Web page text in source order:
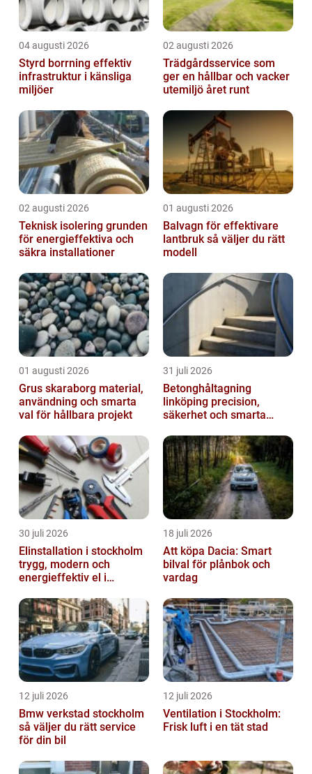
04 augusti 2026
Styrd borrning effektiv
infrastruktur i känsliga
miljöer
02 augusti 2026
Trädgårdsservice som
ger en hållbar och vacker
utemiljö året runt
02 augusti 2026
Teknisk isolering grunden
för energieffektiva och
säkra installationer
01 augusti 2026
Balvagn för effektivare
lantbruk så väljer du rätt
modell
01 augusti 2026
Grus skaraborg material,
användning och smarta
val för hållbara projekt
31 juli 2026
Betonghåltagning
linköping precision,
säkerhet och smarta
30 juli 2026
Elinstallation i stockholm
trygg, modern och
energieffektiv el i
18 juli 2026
Att köpa Dacia: Smart
bilval för plånbok och
vardag
12 juli 2026
Bmw verkstad stockholm
så väljer du rätt service
för din bil
12 juli 2026
Ventilation i Stockholm:
Frisk luft i en tät stad